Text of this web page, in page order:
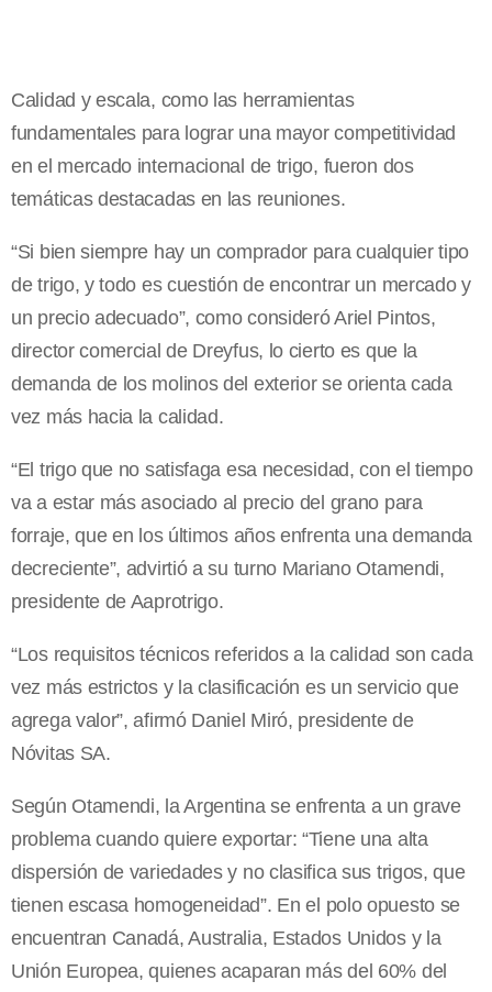
Calidad y escala, como las herramientas
fundamentales para lograr una mayor competitividad
en el mercado internacional de trigo, fueron dos
temáticas destacadas en las reuniones.
“Si bien siempre hay un comprador para cualquier tipo
de trigo, y todo es cuestión de encontrar un mercado y
un precio adecuado”, como consideró Ariel Pintos,
director comercial de Dreyfus, lo cierto es que la
demanda de los molinos del exterior se orienta cada
vez más hacia la calidad.
“El trigo que no satisfaga esa necesidad, con el tiempo
va a estar más asociado al precio del grano para
forraje, que en los últimos años enfrenta una demanda
decreciente”, advirtió a su turno Mariano Otamendi,
presidente de Aaprotrigo.
“Los requisitos técnicos referidos a la calidad son cada
vez más estrictos y la clasificación es un servicio que
agrega valor”, afirmó Daniel Miró, presidente de
Nóvitas SA.
Según Otamendi, la Argentina se enfrenta a un grave
problema cuando quiere exportar: “Tiene una alta
dispersión de variedades y no clasifica sus trigos, que
tienen escasa homogeneidad”. En el polo opuesto se
encuentran Canadá, Australia, Estados Unidos y la
Unión Europea, quienes acaparan más del 60% del